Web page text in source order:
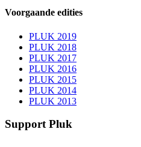
Voorgaande edities
PLUK 2019
PLUK 2018
PLUK 2017
PLUK 2016
PLUK 2015
PLUK 2014
PLUK 2013
Support Pluk